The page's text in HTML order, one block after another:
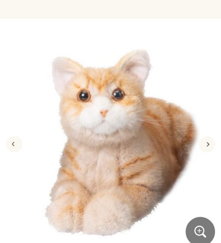
ジュニア・ティーンズ下着
キッチン・雑貨・日用品
寝具・インテリア・家具通販すべて
カーテン・ラグ・ファブリック
美容・健康通販すべて
美容・健康・サプリメント
制服・スクール
制服・スクールすべて
ジュニア・ティーンズ下着
大きいサイズ通販すべて
大きいサイズ レディース服
大きいサイズ レディース下着
バーゲンセール
シークレットセール
商品カテゴリ一覧
キッチン・雑貨・日用品
カーテン・ラグ・ファブリック
美容・健康通販すべて
美容・健康・サプリメント
制服・スクール
制服・スクールすべて
ジュニア・ティーンズ下着
大きいサイズ
大きいサイズ通販すべて
大きいサイズ レディース服
大きいサイズ レディース下着
大きいサイズ メンズ
大きいサイズ 事務・制服
バーゲンセール
シークレットセール
商品カテゴリ一覧
カタログ・チラシからのご注文